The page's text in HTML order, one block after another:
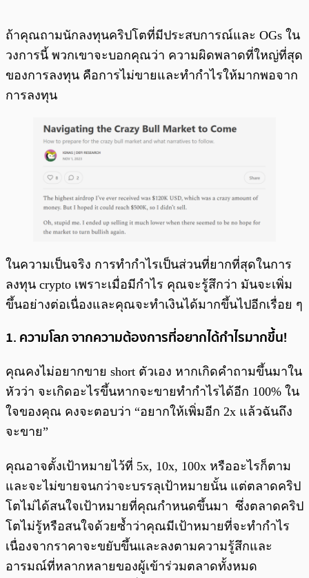
ถ้าคุณถามนักลงทุนคริปโตที่มีประสบการณ์และ OGs ใน
วงการนี้ พวกเขาจะบอกคุณว่า ความผิดพลาดที่ใหญ่ที่สุด
ของการลงทุน คือการไม่ขายและทำกำไรให้มากพอจาก
การลงทุน
ในความเป็นจริง การทำกำไรเป็นส่วนที่ยากที่สุดในการ
ลงทุน crypto เพราะเมื่อมีกำไร คุณจะรู้สึกว่า มันจะเพิ่ม
ขึ้นอย่างต่อเนื่องและคุณจะทำเงินได้มากขึ้นไปอีกเรื่อย ๆ
1. ความโลภ จากความต้องการที่อยากได้กำไรมากขึ้น!
คุณคงไม่อยากขาย short ตัวเอง หากเกิดคำถามขึ้นมาใน
หัวว่า จะเกิดอะไรขึ้นหากจะขายทำกำไรได้อีก 100% ใน
ใจของคุณ คงจะตอบว่า “อยากให้เพิ่มอีก 2x แล้วฉันถึง
จะขาย”
คุณอาจตั้งเป้าหมายไว้ที่ 5x, 10x, 100x หรืออะไรก็ตาม
และจะไม่ขายจนกว่าจะบรรลุเป้าหมายนั้น แต่ตลาดคริป
โตไม่ได้สนใจเป้าหมายที่คุณกำหนดขึ้นมา ซึ่งตลาดคริป
โตไม่รู้หรือสนใจด้วยซ้ำว่าคุณมีเป้าหมายที่จะทำกำไร
เนื่องจากราคาจะขยับขึ้นและลงตามความรู้สึกและ
อารมณ์ที่หลากหลายของผู้เข้าร่วมตลาดทั้งหมด